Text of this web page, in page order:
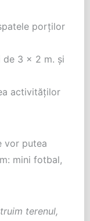
porților
3 x 2 m. și
activităților
vor putea
mini fotbal,
terenul,